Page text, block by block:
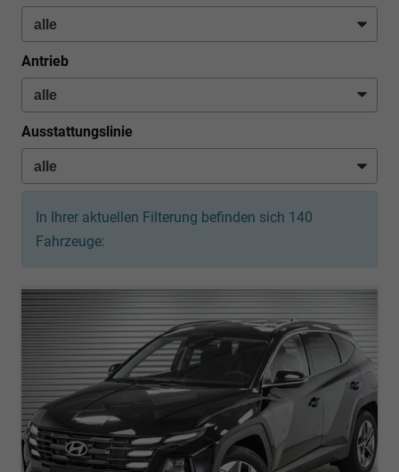
Antrieb
Ausstattungslinie
In Ihrer aktuellen Filterung befinden sich 140
Fahrzeuge: